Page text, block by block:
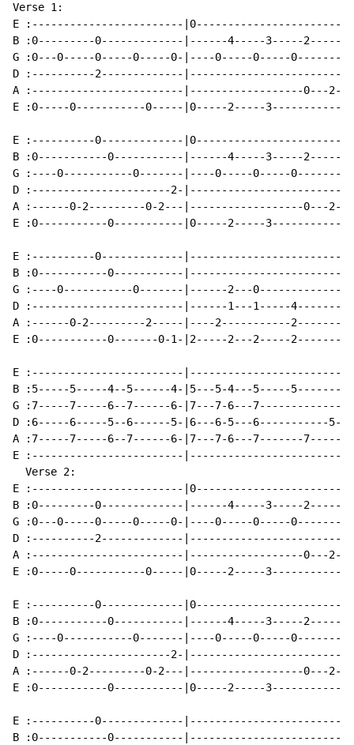
Verse 1:
E :------------------------|0-----------------------|
B :0---------0-------------|------4-----3-----2-----|
G :0---0-----0-----0-----0-|----0-----0-----0-------|
D :----------2-------------|------------------------|
A :------------------------|------------------0---2-|
E :0-----0-----------0-----|0-----2-----3-----------|
E :----------0-------------|0-----------------------|
B :0-----------0-----------|------4-----3-----2-----|
G :----0-----------0-------|----0-----0-----0-------|
D :----------------------2-|------------------------|
A :------0-2---------0-2---|------------------0---2-|
E :0-----------0-----------|0-----2-----3-----------|
E :----------0-------------|------------------------|
B :0-----------0-----------|------------------------|
G :----0-----------0-------|------2---0-------------|
D :------------------------|------1---1-----4-------|
A :------0-2---------2-----|----2-----------2-------|
E :0-----------0-------0-1-|2-----2---2-----2-------|
E :------------------------|------------------------|
B :5-----5-----4--5------4-|5---5-4---5-----5-------|
G :7-----7-----6--7------6-|7---7-6---7-------------|
D :6-----6-----5--6------5-|6---6-5---6-----------5-|
A :7-----7-----6--7------6-|7---7-6---7-------7-----|
E :------------------------|------------------------|
  Verse 2:
E :------------------------|0-----------------------|
B :0---------0-------------|------4-----3-----2-----|
G :0---0-----0-----0-----0-|----0-----0-----0-------|
D :----------2-------------|------------------------|
A :------------------------|------------------0---2-|
E :0-----0-----------0-----|0-----2-----3-----------|
E :----------0-------------|0-----------------------|
B :0-----------0-----------|------4-----3-----2-----|
G :----0-----------0-------|----0-----0-----0-------|
D :----------------------2-|------------------------|
A :------0-2---------0-2---|------------------0---2-|
E :0-----------0-----------|0-----2-----3-----------|
E :----------0-------------|------------------------|
B :0-----------0-----------|------------------------|